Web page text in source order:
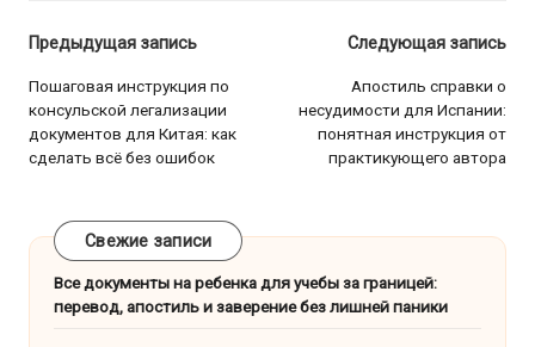
Навигация
по
записям
Предыдущая запись
Пошаговая инструкция по
консульской легализации
документов для Китая: как
сделать всё без ошибок
Следующая запись
Апостиль справки о
несудимости для Испании:
понятная инструкция от
практикующего автора
Свежие записи
Все документы на ребенка для учебы за границей:
перевод, апостиль и заверение без лишней паники